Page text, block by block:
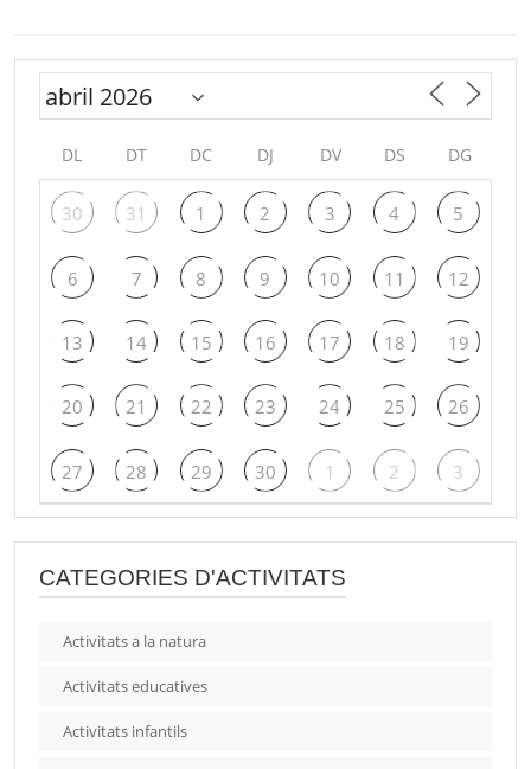
DL DT DC DJ DV DS DG
30 31 1 2 3 4 5
6 7 8 9 10 11 12
13 14 15 16 17 18 19
20 21 22 23 24 25 26
27 28 29 30 1 2 3
CATEGORIES D'ACTIVITATS
Activitats a la natura
Activitats educatives
Activitats infantils